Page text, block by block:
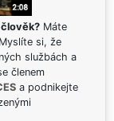
Máte
si, že
službách a
členem
a podnikejte